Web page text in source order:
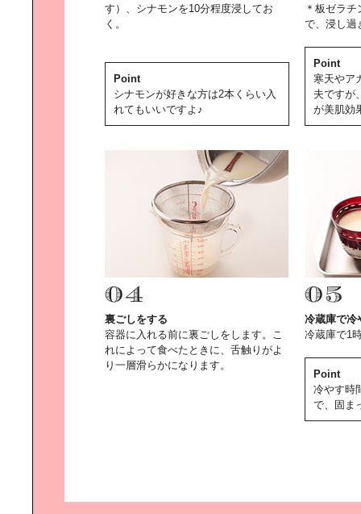
す）、シナモンを10分程度浸してお
く。
Point
シナモンが好きな方は2本くらい入
れてもいいですよ♪
＊板ゼラ
で、浸し過
Point
寒天やア
夫ですが
が美肌効
裏ごしをする
容器に入れる前に裏ごしをします。こ
れによって食べたときに、舌触りがよ
り一層滑らかになります。
冷蔵庫で冷
冷蔵庫で1
Point
冷やす時
で、固ま
世界にひとつだけの空間を｜DIY
で、自分でつくる！
CREVIAで自分らしく暮らす｜
「CREVIAな人」
二人暮らしにちょうどいい｜インテ
リアセレクト
楽しもう！
職人技をリビルドして京都は｜デザ